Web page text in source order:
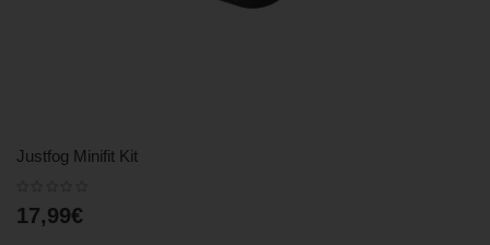
Justfog Minifit Kit
17,99€